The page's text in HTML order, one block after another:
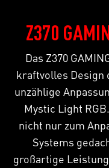
Z370
Das Z370
kraftvolles Design
unzählige
Mystic Light
nicht nur zum
Systems
großartige